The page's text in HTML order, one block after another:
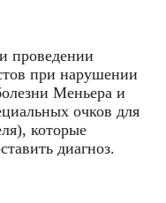
проведении
при нарушении
Меньера и
очков для
которые
диагноз.